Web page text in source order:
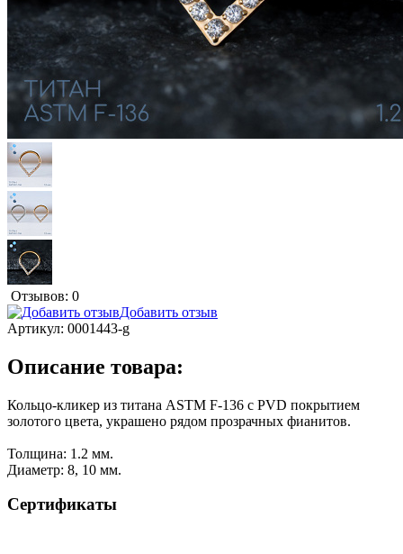
Отзывов: 0
Добавить отзыв
Артикул: 0001443-g
Описание товара:
Кольцо-кликер из титана ASTM F-136 с PVD покрытием
золотого цвета, украшено рядом прозрачных фианитов.
Толщина: 1.2 мм.
Диаметр: 8, 10 мм.
Сертификаты